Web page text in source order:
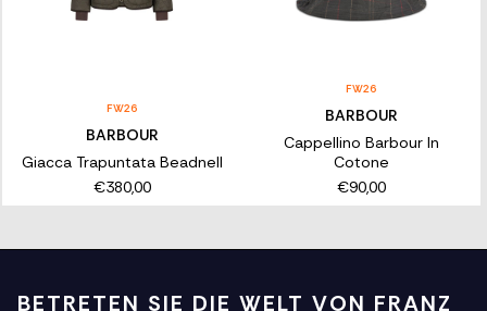
FW26
BARBOUR
Giacca Trapuntata Beadnell
€380,00
FW26
BARBOUR
Cappellino Barbour In
Cotone
€90,00
BETRETEN SIE DIE WELT VON FRANZ